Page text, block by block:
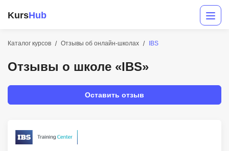
KursHub
Каталог курсов Отзывы об онлайн-школах IBS
Отзывы о школе «IBS»
Оставить отзыв
Разработка